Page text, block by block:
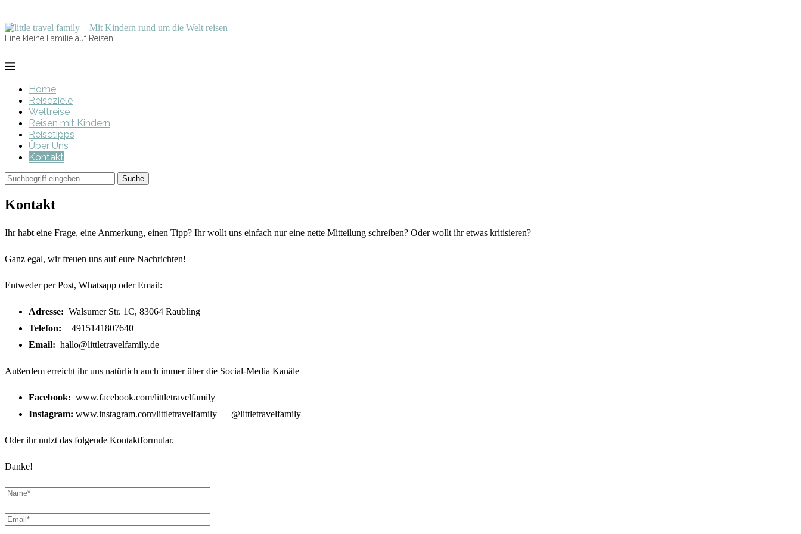
Eine kleine Familie auf Reisen
Home
Reiseziele
Weltreise
Reisen mit Kindern
Reisetipps
Über Uns
Kontakt
Kontakt
Ihr habt eine Frage, eine Anmerkung, einen Tipp? Ihr wollt uns einfach nur eine nette Mitteilung schreiben? Oder wollt ihr etwas kritisieren?
Ganz egal, wir freuen uns auf eure Nachrichten!
Entweder per Post, Whatsapp oder Email:
Adresse: Walsumer Str. 1C, 83064 Raubling
Telefon: +4915141807640
Email: hallo@littletravelfamily.de
Außerdem erreicht ihr uns natürlich auch immer über die Social-Media Kanäle
Facebook: www.facebook.com/littletravelfamily
Instagram: www.instagram.com/littletravelfamily – @littletravelfamily
Oder ihr nutzt das folgende Kontaktformular.
Danke!